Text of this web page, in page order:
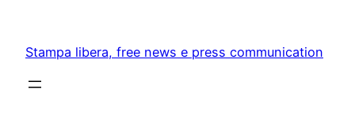
content
Stampa libera, free news e press communication